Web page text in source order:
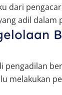
dari
adil dalam
pengadilan
melakukan